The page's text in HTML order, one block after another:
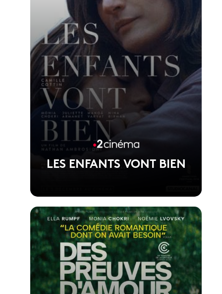
LES ENFANTS VONT BIEN
Voir la fiche du film